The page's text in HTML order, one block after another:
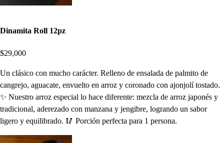
Dinamita Roll 12pz
$29,000
Un clásico con mucho carácter. Relleno de ensalada de palmito de
cangrejo, aguacate, envuelto en arroz y coronado con ajonjolí tostado.
✨ Nuestro arroz especial lo hace diferente: mezcla de arroz japonés y
tradicional, aderezado con manzana y jengibre, logrando un sabor
ligero y equilibrado. 🥢 Porción perfecta para 1 persona.